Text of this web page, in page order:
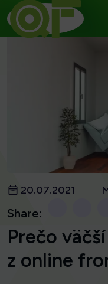
20.07.2021
Share:
Prečo
z online